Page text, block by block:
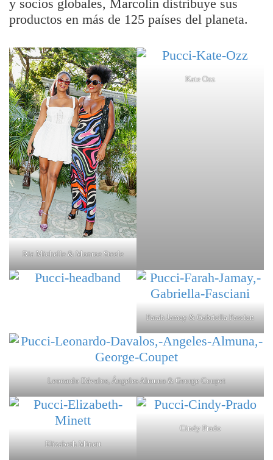
y socios globales, Marcolin distribuye sus
productos en más de 125 países del planeta.
Ria Michelle & Monroe Steele
Kate Ozz
Farah Jamay & Gabriella Fascian
Leonardo Dávalos, Ángeles Almuna & George Coupet
Elizabeth Minett
Cindy Prado